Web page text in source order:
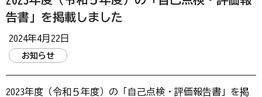
告書」を掲載しました
2024年4月22日
お知らせ
2023年度（令和５年度）の「自己点検・評価報告書」を掲